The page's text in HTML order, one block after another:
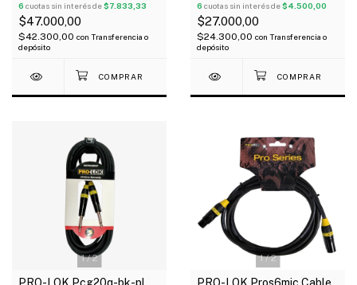
6 cuotas sin interés de$7.833,33
$47.000,00
$42.300,00 con Transferencia o
depósito
6 cuotas sin interés de$4.500,00
$27.000,00
$24.300,00 con Transferencia o
depósito
1/2 1/2